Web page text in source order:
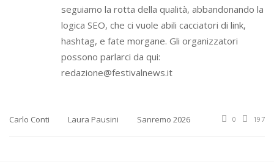
seguiamo la rotta della qualità, abbandonando la
logica SEO, che ci vuole abili cacciatori di link,
hashtag, e fate morgane. Gli organizzatori
possono parlarci da qui:
redazione@festivalnews.it
Carlo Conti Laura Pausini Sanremo 2026 0 197